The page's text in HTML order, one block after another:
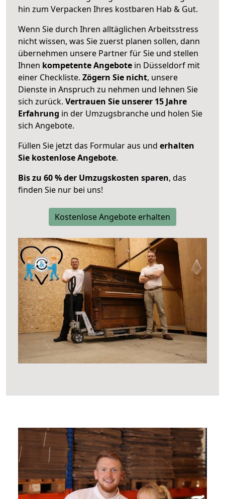
hin zum Verpacken Ihres kostbaren Hab & Gut.
Wenn Sie durch Ihren alltäglichen Arbeitsstress
nicht wissen, was Sie zuerst planen sollen, dann
übernehmen unsere Partner für Sie und stellen
Ihnen kompetente Angebote in Düsseldorf mit
einer Checkliste. Zögern Sie nicht, unsere
Dienste in Anspruch zu nehmen und lehnen Sie
sich zurück. Vertrauen Sie unserer 15 Jahre
Erfahrung in der Umzugsbranche und holen Sie
sich Angebote.
Füllen Sie jetzt das Formular aus und erhalten
Sie kostenlose Angebote.
Bis zu 60 % der Umzugskosten sparen, das
finden Sie nur bei uns!
Kostenlose Angebote erhalten